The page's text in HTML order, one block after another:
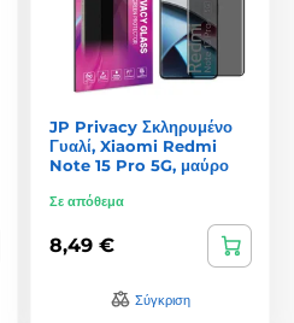
JP Privacy Σκληρυμένο
Γυαλί, Xiaomi Redmi
Note 15 Pro 5G, μαύρο
Σε απόθεμα
8,49 €
Σύγκριση